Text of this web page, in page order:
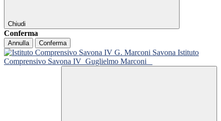
Chiudi
Conferma
Annulla Conferma
Istituto
Comprensivo Savona IV Guglielmo Marconi